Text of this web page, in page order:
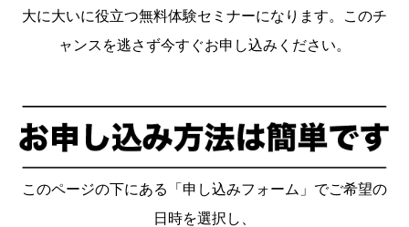
大に大いに役立つ無料体験セミナーになります。このチ
ャンスを逃さず今すぐお申し込みください。
このページの下にある「申し込みフォーム」でご希望の
日時を選択し、